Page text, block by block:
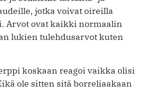
jotka voivat oireilla
Arvot ovat kaikki normaalin
lukien tulehdusarvot kuten
koskaan reagoi vaikka olisi
ole sitten sitä borreliaakaan